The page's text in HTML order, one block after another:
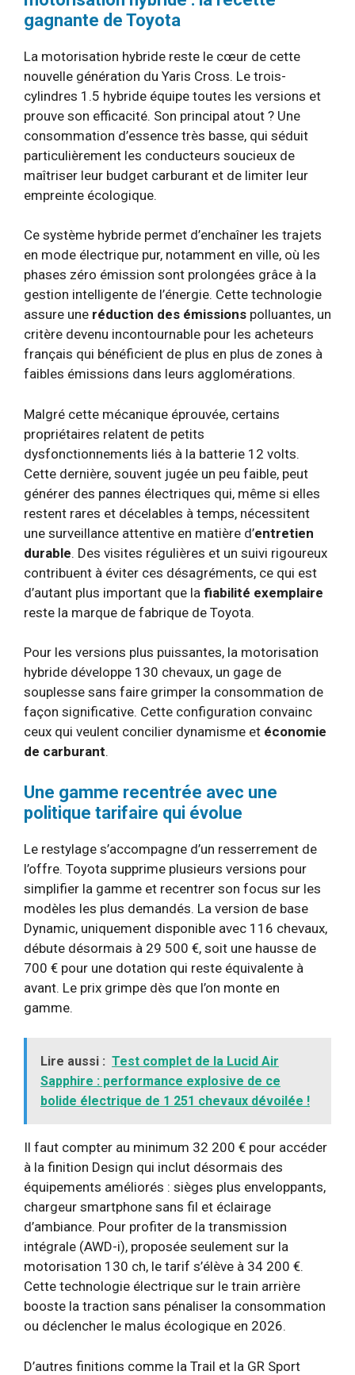
gagnante de Toyota
La motorisation hybride reste le cœur de cette
nouvelle génération du Yaris Cross. Le trois-
cylindres 1.5 hybride équipe toutes les versions et
prouve son efficacité. Son principal atout ? Une
consommation d’essence très basse, qui séduit
particulièrement les conducteurs soucieux de
maîtriser leur budget carburant et de limiter leur
empreinte écologique.
Ce système hybride permet d’enchaîner les trajets
en mode électrique pur, notamment en ville, où les
phases zéro émission sont prolongées grâce à la
gestion intelligente de l’énergie. Cette technologie
assure une réduction des émissions polluantes, un
critère devenu incontournable pour les acheteurs
français qui bénéficient de plus en plus de zones à
faibles émissions dans leurs agglomérations.
Malgré cette mécanique éprouvée, certains
propriétaires relatent de petits
dysfonctionnements liés à la batterie 12 volts.
Cette dernière, souvent jugée un peu faible, peut
générer des pannes électriques qui, même si elles
restent rares et décelables à temps, nécessitent
une surveillance attentive en matière d’entretien
durable. Des visites régulières et un suivi rigoureux
contribuent à éviter ces désagréments, ce qui est
d’autant plus important que la fiabilité exemplaire
reste la marque de fabrique de Toyota.
Pour les versions plus puissantes, la motorisation
hybride développe 130 chevaux, un gage de
souplesse sans faire grimper la consommation de
façon significative. Cette configuration convainc
ceux qui veulent concilier dynamisme et économie
de carburant.
Une gamme recentrée avec une
politique tarifaire qui évolue
Le restylage s’accompagne d’un resserrement de
l’offre. Toyota supprime plusieurs versions pour
simplifier la gamme et recentrer son focus sur les
modèles les plus demandés. La version de base
Dynamic, uniquement disponible avec 116 chevaux,
débute désormais à 29 500 €, soit une hausse de
700 € pour une dotation qui reste équivalente à
avant. Le prix grimpe dès que l’on monte en
gamme.
Lire aussi : Test complet de la Lucid Air
Sapphire : performance explosive de ce
bolide électrique de 1 251 chevaux dévoilée !
Il faut compter au minimum 32 200 € pour accéder
à la finition Design qui inclut désormais des
équipements améliorés : sièges plus enveloppants,
chargeur smartphone sans fil et éclairage
d’ambiance. Pour profiter de la transmission
intégrale (AWD-i), proposée seulement sur la
motorisation 130 ch, le tarif s’élève à 34 200 €.
Cette technologie électrique sur le train arrière
booste la traction sans pénaliser la consommation
ou déclencher le malus écologique en 2026.
D’autres finitions comme la Trail et la GR Sport